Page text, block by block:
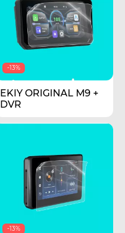
-13%
EKIY ORIGINAL M9 +
DVR
-13%